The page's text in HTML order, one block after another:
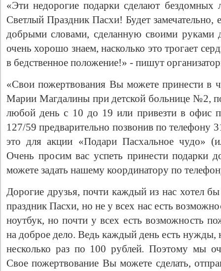
«Эти недорогие подарки сделают бездомных
Светлый Праздник Пасхи! Будет
добрыми словами, сделанную своими руками
очень хорошо знаем, насколько это трогает
в бедственное положение!» - пишут
«Свои пожертвования Вы можете принести в
Марии Магдалины при детской больнице №2,
любой день с 10 до 19 или привезти в офис
127/59 предварительно позвонив по телефону
это для акции «Подари Пасхальное чудо»
Очень просим вас успеть принести подарки
можете задать нашему координатору по
Дорогие друзья, почти каждый из нас хотел
праздник Пасхи, но не у всех нас есть
ноутбук, но почти у всех есть возможность
на доброе дело. Ведь каждый день есть нужды,
несколько раз по 100 рублей. Поэтому мы
Свое пожертвование Вы можете сделать,